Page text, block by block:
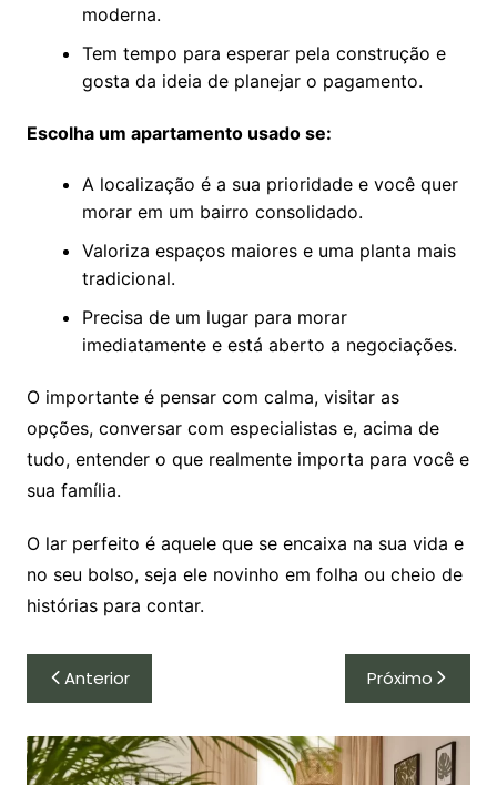
moderna.
Tem tempo para esperar pela construção e
gosta da ideia de planejar o pagamento.
Escolha um apartamento usado se:
A localização é a sua prioridade e você quer
morar em um bairro consolidado.
Valoriza espaços maiores e uma planta mais
tradicional.
Precisa de um lugar para morar
imediatamente e está aberto a negociações.
O importante é pensar com calma, visitar as
opções, conversar com especialistas e, acima de
tudo, entender o que realmente importa para você e
sua família.
O lar perfeito é aquele que se encaixa na sua vida e
no seu bolso, seja ele novinho em folha ou cheio de
histórias para contar.
Navegação
de
Post
Anterior Próximo